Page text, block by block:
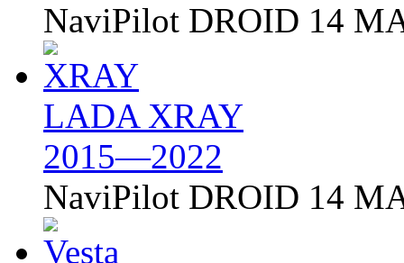
NaviPilot DROID 14
LADA XRAY
2015—2022
NaviPilot DROID 14